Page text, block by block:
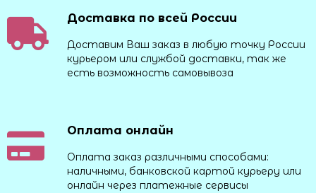
Доставка по всей России
Доставим Ваш заказ в любую точку России
курьером или службой доставки, так же
есть возможность самовывоза
Оплата онлайн
Оплата заказ различными способами:
наличными, банковской картой курьеру или
онлайн через платежные сервисы